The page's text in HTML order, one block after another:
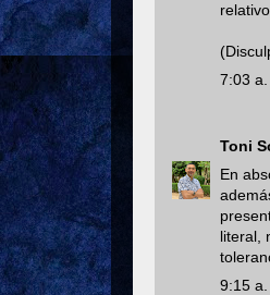
7:03 a.
Toni
En
literal,
9:15 a.